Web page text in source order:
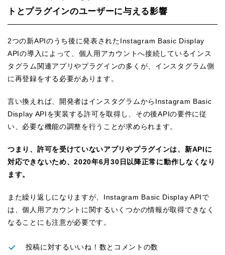
トとプラグインのユーザーに与える影響
​​​​​​​2つの新APIのうち後に発表されたInstagram Basic Display
APIの導入によって、個人用アカウントへ接続しているインス
タグラム関連アプリやプラグインの多くが、インスタグラム側
に再登録をする必要があります。
言い換えれば、開発者はインスタグラムからInstagram Basic
Display APIを実装する許可を取得し、その後APIの要件に従
い、必要な機能の調整を行うことが求められます。
つまり、許可を受けていないアプリやプラグインは、新APIに
対応できないため、2020年6月30日以降正常に動作しなくなり
ます。
また繰り返しになりますが、Instagram Basic Display APIで
は、個人用アカウントに関するいくつかの情報が取得できなく
なることにも注意が必要です。
投稿に対するいいね！数とコメントの数